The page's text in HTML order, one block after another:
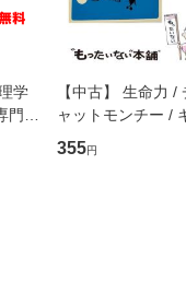
学
職
ス
護
【中古】 生命力 /
ャットモンチー /
ーンレコード [CD]
【メール便送料無
355円